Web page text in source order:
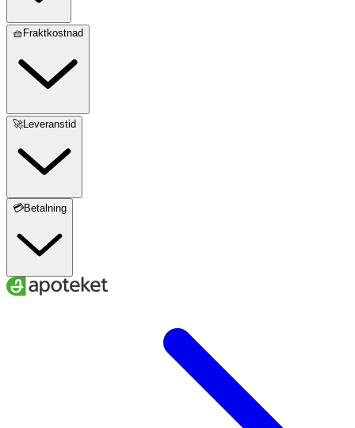
🧺Fraktkostnad
🚀Leveranstid
💳Betalning